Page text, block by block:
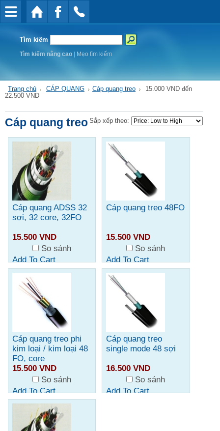
Tìm kiếm
Tìm kiếm nâng cao| Mẹo tìm kiếm
Trang chủ CÁP QUANG Cáp quang treo
15.000 VND đến
22.500 VND
Sắp xếp theo:
Cáp quang treo
Cáp quang ADSS 32
sợi, 32 core, 32FO
15.500 VND
So sánh
Add To Cart
Cáp quang treo 48FO
15.500 VND
So sánh
Add To Cart
Cáp quang treo phi
kim loại / kim loại 48
FO, core
15.500 VND
So sánh
Add To Cart
Cáp quang treo
single mode 48 sợi
16.500 VND
So sánh
Add To Cart